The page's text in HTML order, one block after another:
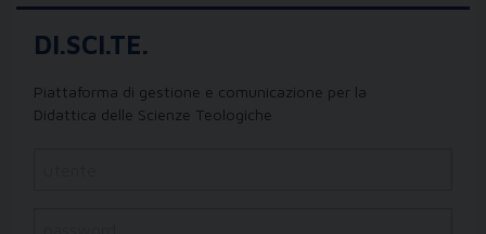
DI.SCI.TE.
Piattaforma di gestione e comunicazione per la
Didattica delle Scienze Teologiche